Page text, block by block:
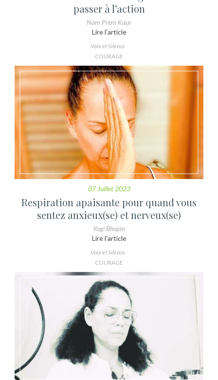
passer à l’action
Nam Prem Kaur
Lire l'article
Voix et Silence
COURAGE
07 Juillet 2023
Respiration apaisante pour quand vous
sentez anxieux(se) et nerveux(se)
Yogi Bhajan
Lire l'article
Voix et Silence
COURAGE